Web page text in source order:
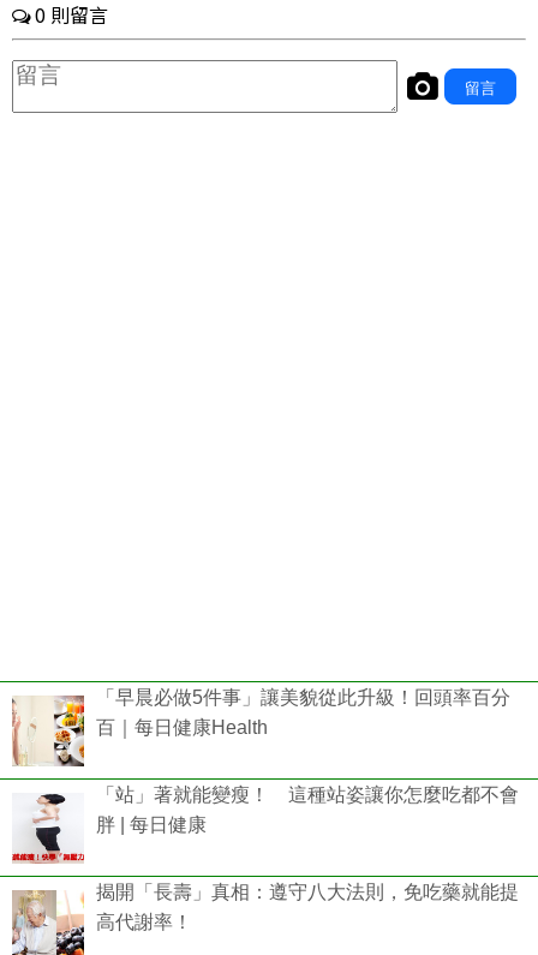
「早晨必做5件事」讓美貌從此升級！回頭率百分
百｜每日健康Health
「站」著就能變瘦！ 這種站姿讓你怎麼吃都不會
胖 | 每日健康
揭開「長壽」真相：遵守八大法則，免吃藥就能提
高代謝率！